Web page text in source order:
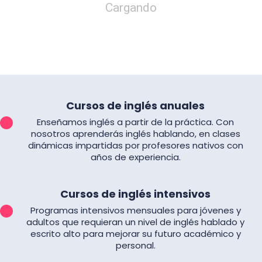
Cargando
Cursos de inglés anuales
Enseñamos inglés a partir de la práctica. Con
nosotros aprenderás inglés hablando, en clases
dinámicas impartidas por profesores nativos con
años de experiencia.
Cursos de inglés intensivos
Programas intensivos mensuales para jóvenes y
adultos que requieran un nivel de inglés hablado y
escrito alto para mejorar su futuro académico y
personal.